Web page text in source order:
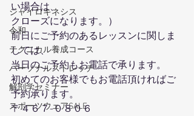
ジャイロキネシス
令和
テクニカル養成コース
パーソナルストレッチ
解剖学セミナー
スポーツウェアSALE
い場合は、
クローズになります。）
前日にご予約のあるレッスンに関しま
しては、
当日のご予約もお電話で承ります。
初めてのお客様でもお電話頂ければご
予約承ります。
〒４６７-０８０６